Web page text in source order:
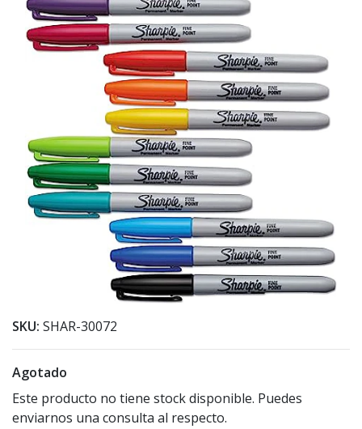
SKU: SHAR-30072
Agotado
Este producto no tiene stock disponible. Puedes
enviarnos una consulta al respecto.